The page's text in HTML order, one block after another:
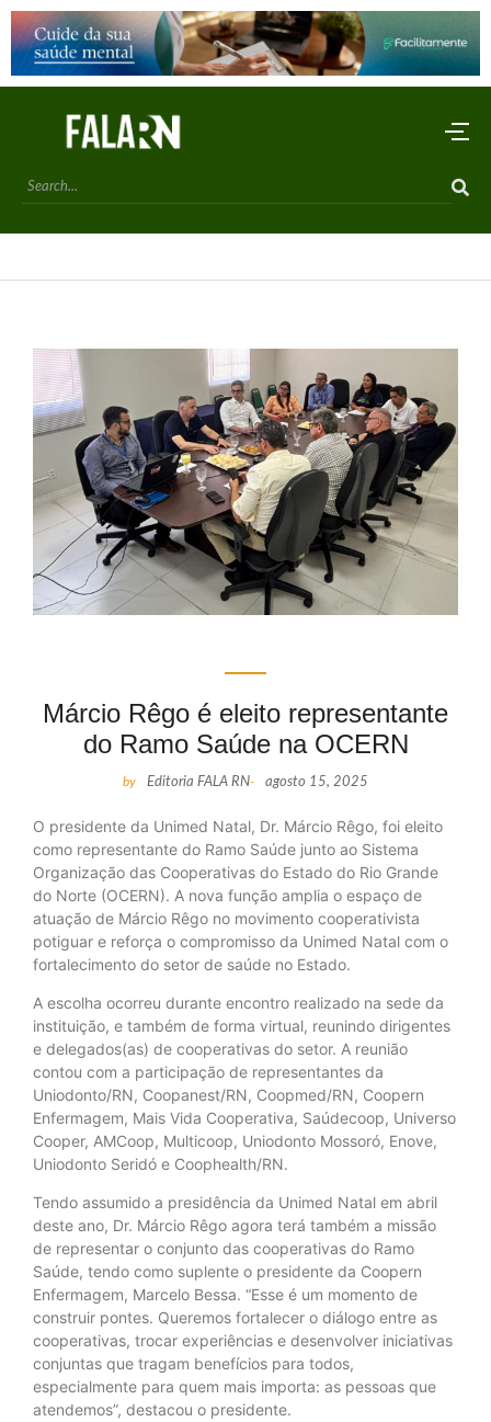
Márcio Rêgo é eleito representante
do Ramo Saúde na OCERN
by Editoria FALA RN- agosto 15, 2025
O presidente da Unimed Natal, Dr. Márcio Rêgo, foi eleito
como representante do Ramo Saúde junto ao Sistema
Organização das Cooperativas do Estado do Rio Grande
do Norte (OCERN). A nova função amplia o espaço de
atuação de Márcio Rêgo no movimento cooperativista
potiguar e reforça o compromisso da Unimed Natal com o
fortalecimento do setor de saúde no Estado.
A escolha ocorreu durante encontro realizado na sede da
instituição, e também de forma virtual, reunindo dirigentes
e delegados(as) de cooperativas do setor. A reunião
contou com a participação de representantes da
Uniodonto/RN, Coopanest/RN, Coopmed/RN, Coopern
Enfermagem, Mais Vida Cooperativa, Saúdecoop, Universo
Cooper, AMCoop, Multicoop, Uniodonto Mossoró, Enove,
Uniodonto Seridó e Coophealth/RN.
Tendo assumido a presidência da Unimed Natal em abril
deste ano, Dr. Márcio Rêgo agora terá também a missão
de representar o conjunto das cooperativas do Ramo
Saúde, tendo como suplente o presidente da Coopern
Enfermagem, Marcelo Bessa. “Esse é um momento de
construir pontes. Queremos fortalecer o diálogo entre as
cooperativas, trocar experiências e desenvolver iniciativas
conjuntas que tragam benefícios para todos,
especialmente para quem mais importa: as pessoas que
atendemos”, destacou o presidente.